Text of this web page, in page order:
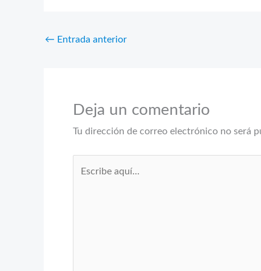
← Entrada anterior
Deja un comentario
Tu dirección de correo electrónico no será